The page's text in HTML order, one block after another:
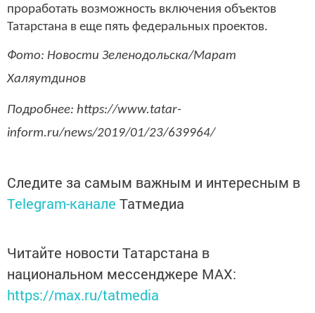
проработать возможность включения объектов
Татарстана в еще пять федеральных проектов.
Фото: Новости Зеленодольска/Марат
Халяутдинов
Подробнее: https://www.tatar-
inform.ru/news/2019/01/23/639964/
Следите за самым важным и интересным в
Telegram-канале Татмедиа
Читайте новости Татарстана в
национальном мессенджере MАХ:
https://max.ru/tatmedia